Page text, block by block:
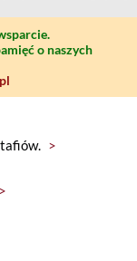
o naszych
>
>